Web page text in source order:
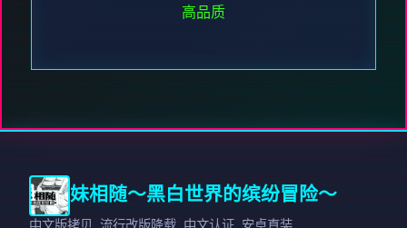
高品质
妹相随～黑白世界的缤纷冒险～